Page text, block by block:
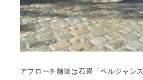
アプローチ舗装は石畳「ベルジャンス